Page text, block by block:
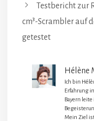
Testbericht zur
cm³-Scrambler auf
getestet
Hélène
Ich bin
Erfahrung
Bayern
Mein Ziel